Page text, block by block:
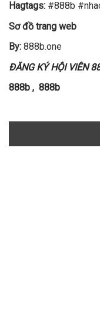
Hagtags: #888b
Sơ đồ trang web
By: 888b.one
ĐĂNG KÝ HỘI VIÊN
888b , 888b